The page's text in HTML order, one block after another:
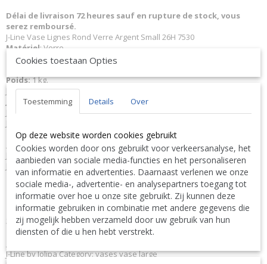
Délai de livraison 72 heures sauf en rupture de stock, vous
serez remboursé.
J-Line Vase Lignes Rond Verre Argent Small 26H 7530
Matériel: Verre.
Couleur:Argenté.
L15xB15xH28 cm
Poids:1 kg.
J-Line JLine by Jolipa Collection
JLine J-Line Code à barres EAN
5400924075309 J-Line 7530 JL-7530
Jolipa 7530 JO7530
Français :
J-Line by Jolipa Vase Lignes Rond Verre Argent Small
J-Line vases
Nous livrons aussi à l'étranger. N'hésitez pas à nous contacter
||We ship also abroad. Feel free to contact us|| Wir liefern
auch im Ausland. Bitte kontaktieren Sie uns. TEL: 0032 9 378 24
30 orContact Bcosy 1 CLICK HERE !
J-Line by Jolipa Category: vases vase large
Cookies toestaan Opties
Toestemming Details Over
Op deze website worden cookies gebruikt
Cookies worden door ons gebruikt voor verkeersanalyse, het
aanbieden van sociale media-functies en het personaliseren
van informatie en advertenties. Daarnaast verlenen we onze
sociale media-, advertentie- en analysepartners toegang tot
informatie over hoe u onze site gebruikt. Zij kunnen deze
informatie gebruiken in combinatie met andere gegevens die
zij mogelijk hebben verzameld door uw gebruik van hun
diensten of die u hen hebt verstrekt.